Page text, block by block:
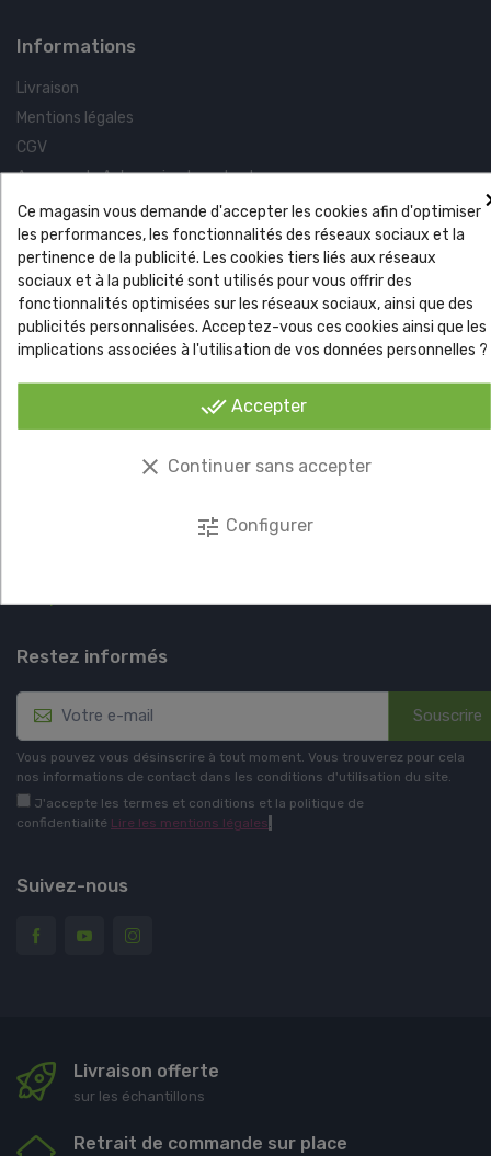
Informations
Livraison
Mentions légales
CGV
A propos de Ag'co avis et contact
Paiement sécurisé
Questions fréquentes / FAQ
Qui sommes-nous chez AG'CO ?
Contactez-nous Ag'co Gazon Synthétique Ag'Co pour les
Professionnels
Actus
Restez informés
Souscrire
Vous pouvez vous désinscrire à tout moment. Vous trouverez pour cela
nos informations de contact dans les conditions d'utilisation du site.
J'accepte les termes et conditions et la politique de
confidentialité Lire les mentions légales
Suivez-nous
Livraison offerte
sur les échantillons
Retrait de commande sur place
Ce magasin vous demande d'accepter les cookies afin d'optimiser
les performances, les fonctionnalités des réseaux sociaux et la
pertinence de la publicité. Les cookies tiers liés aux réseaux
sociaux et à la publicité sont utilisés pour vous offrir des
fonctionnalités optimisées sur les réseaux sociaux, ainsi que des
publicités personnalisées. Acceptez-vous ces cookies ainsi que les
implications associées à l'utilisation de vos données personnelles ?
done_all Accepter
clear Continuer sans accepter
tune Configurer